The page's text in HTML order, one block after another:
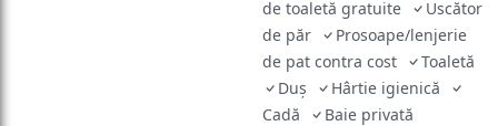
de toaletă gratuite
Uscător
de păr
Prosoape/lenjerie
de pat contra cost
Toaletă
Duș
Hârtie igienică
Cadă
Baie privată